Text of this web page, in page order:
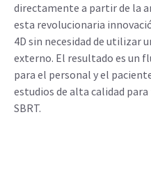
directamente a partir de la
esta revolucionaria
4D sin necesidad de utilizar
externo. El resultado es un
para el personal y el
estudios de alta calidad
SBRT.